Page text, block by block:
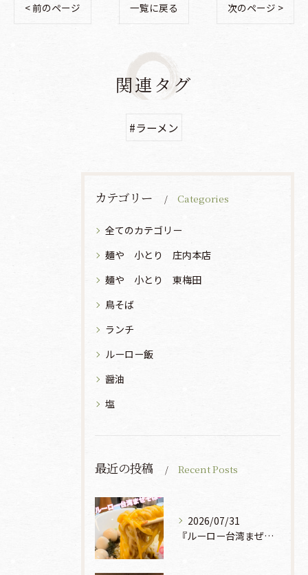
< 前のページ 一覧に戻る 次のページ >
関連タグ
#ラーメン
カテゴリー Categories
全てのカテゴリー
麺や 小とり 庄内本店
麺や 小とり 東梅田
鳥そば
ランチ
ルーロー飯
醤油
塩
最近の投稿 Recent Posts
2026/07/31
『ルーロー台湾まぜそば』930円🍜🫧